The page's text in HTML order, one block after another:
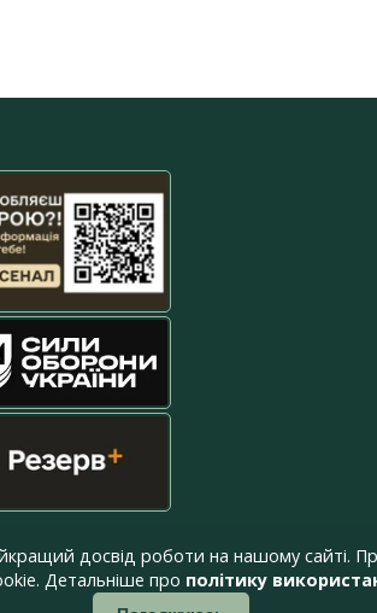
досвід роботи на нашому сайті.
Детальніше про політику